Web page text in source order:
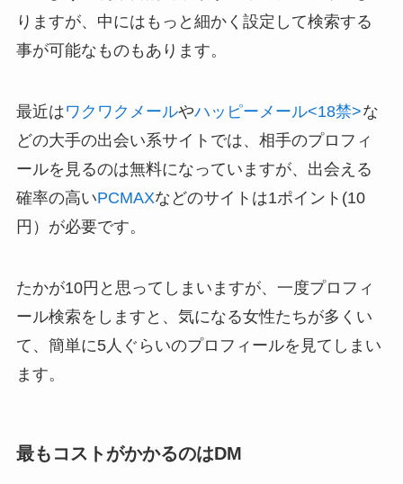
りますが、中にはもっと細かく設定して検索する
事が可能なものもあります。
最近はワクワクメールやハッピーメール<18禁>な
どの大手の出会い系サイトでは、相手のプロフィ
ールを見るのは無料になっていますが、出会える
確率の高いPCMAXなどのサイトは1ポイント(10
円）が必要です。
たかが10円と思ってしまいますが、一度プロフィ
ール検索をしますと、気になる女性たちが多くい
て、簡単に5人ぐらいのプロフィールを見てしまい
ます。
最もコストがかかるのはDM